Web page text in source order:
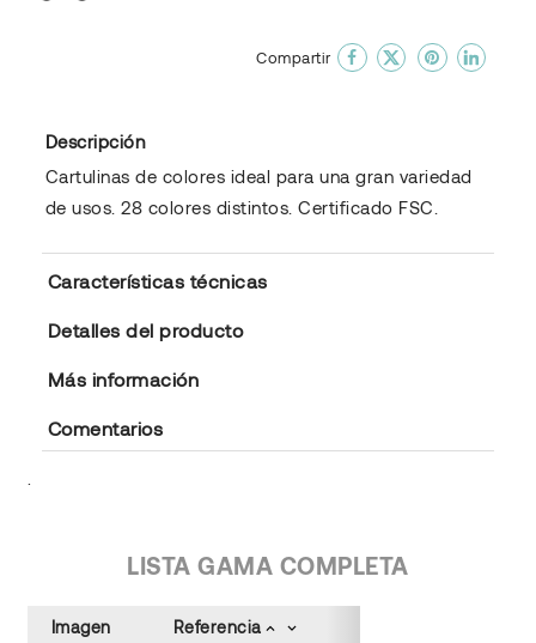
Compartir
Descripción
Cartulinas de colores ideal para una gran variedad
de usos. 28 colores distintos. Certificado FSC.
Características técnicas
Detalles del producto
Más información
Comentarios
LISTA GAMA COMPLETA
Imagen Referencia keyboard_arrow_up keyboard_arrow_down